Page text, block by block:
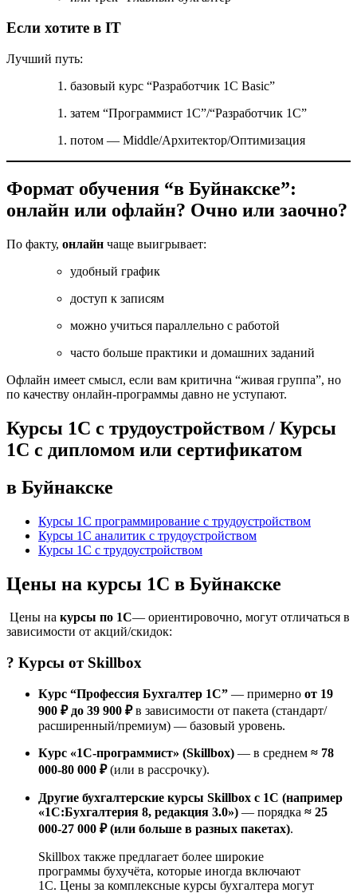
Если хотите в IT
Лучший путь:
базовый курс “Разработчик 1С Basic”
затем “Программист 1С”/“Разработчик 1С”
потом — Middle/Архитектор/Оптимизация
Формат обучения “в Буйнакске”:
онлайн или офлайн? Очно или заочно?
По факту, онлайн чаще выигрывает:
удобный график
доступ к записям
можно учиться параллельно с работой
часто больше практики и домашних заданий
Офлайн имеет смысл, если вам критична “живая группа”, но
по качеству онлайн-программы давно не уступают.
Курсы 1С с трудоустройством / Курсы
1С с дипломом или сертификатом
в Буйнакске
Курсы 1С программирование с трудоустройством
Курсы 1С аналитик с трудоустройством
Курсы 1С с трудоустройством
Цены на курсы 1С в Буйнакске
Цены на курсы по 1С— ориентировочно, могут отличаться в
зависимости от акций/скидок:
? Курсы от Skillbox
Курс “Профессия Бухгалтер 1С” — примерно от 19
900 ₽ до 39 900 ₽в зависимости от пакета (стандарт/
расширенный/премиум) — базовый уровень.
Курс «1С-программист» (Skillbox) — в среднем ≈ 78
000-80 000 ₽(или в рассрочку).
Другие бухгалтерские курсы Skillbox с 1С (например
«1С:Бухгалтерия 8, редакция 3.0») — порядка ≈ 25
000-27 000 ₽ (или больше в разных пакетах).
Skillbox также предлагает более широкие
программы бухучёта, которые иногда включают
1С. Цены за комплексные курсы бухгалтера могут